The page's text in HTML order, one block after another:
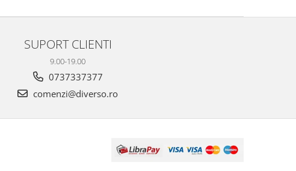
SUPORT CLIENTI
9.00-19.00
0737337377
comenzi@diverso.ro